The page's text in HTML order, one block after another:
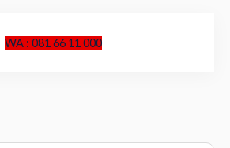
WA : 081 66 11 000